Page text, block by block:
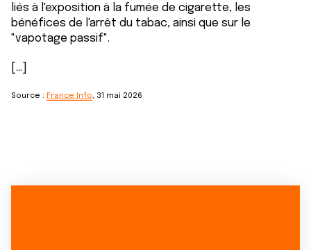
liés à l'exposition à la fumée de cigarette, les
bénéfices de l'arrêt du tabac, ainsi que sur le
"vapotage passif".
[...]
Source : France Info, 31 mai 2026